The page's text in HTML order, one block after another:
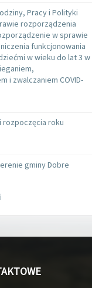
Pracy i Polityki
rozporządzenia
w sprawie
funkcjonowania
w wieku do lat 3 w
i zwalczaniem COVID-
rozpoczęcia roku
gminy Dobre